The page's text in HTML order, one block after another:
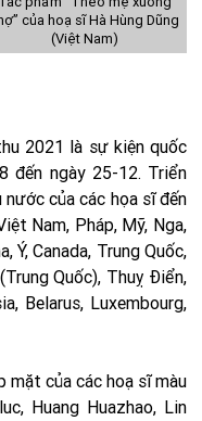
của hoạ sĩ Hà Hùng Dũng
(Việt Nam)
2021 là sự kiện quốc
đến ngày 25-12. Triển
của các họa sĩ đến
Nam, Pháp, Mỹ, Nga,
Ý, Canada, Trung Quốc,
Quốc), Thuỵ Điển,
Belarus, Luxembourg,
mặt của các hoạ sĩ màu
Huang Huazhao, Lin